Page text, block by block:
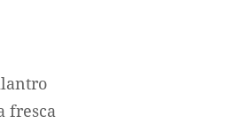
fresca